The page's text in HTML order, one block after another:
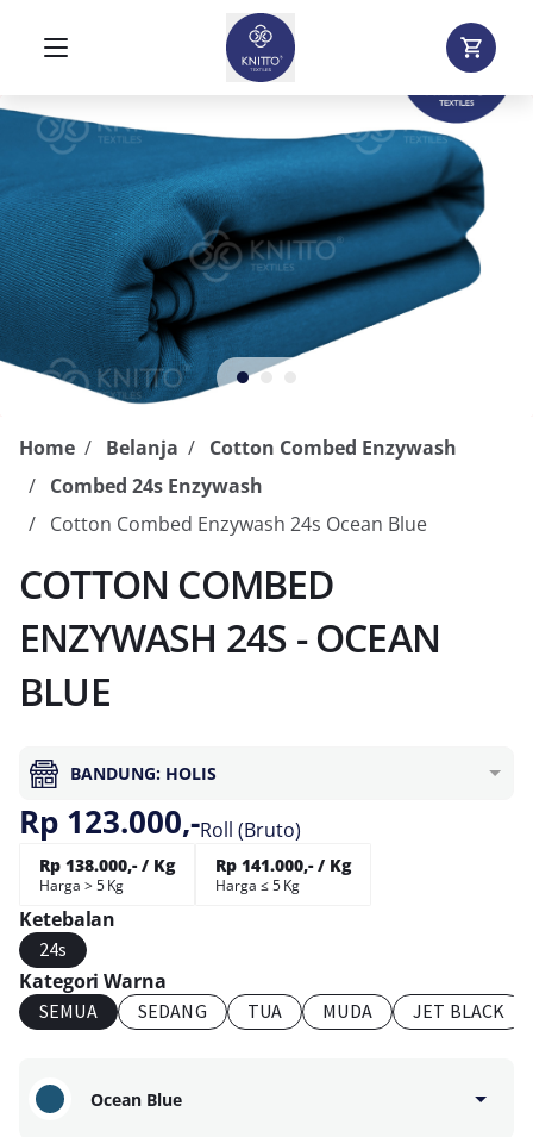
Home Belanja
Cotton Combed Enzywash
Combed 24s Enzywash
Cotton Combed Enzywash 24s Ocean Blue
COTTON COMBED
ENZYWASH 24S - OCEAN
BLUE
BANDUNG: HOLIS
Rp 123.000,-Roll (Bruto)
Rp 138.000,- / Kg
Harga > 5 Kg
Rp 141.000,- / Kg
Harga ≤ 5 Kg
Ketebalan
24s
Kategori Warna
SEMUA SEDANG TUA MUDA JET BLACK
Ocean Blue
Jual Cotton Combed Enzywash 24s Ocean Blue | Toko Bahan